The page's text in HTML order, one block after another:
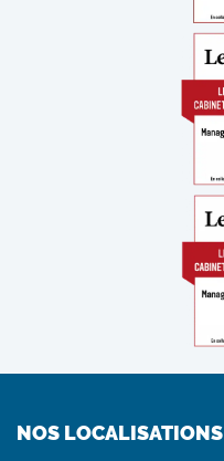
NOS LOCALISATIONS